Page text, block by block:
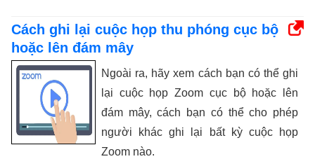
Cách ghi lại cuộc họp thu phóng cục bộ
hoặc lên đám mây
Ngoài ra, hãy xem cách bạn có thể ghi
lại cuộc họp Zoom cục bộ hoặc lên
đám mây, cách bạn có thể cho phép
người khác ghi lại bất kỳ cuộc họp
Zoom nào.